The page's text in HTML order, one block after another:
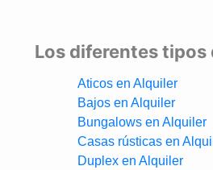
Los diferentes tipos
Aticos en Alquiler
Bajos en Alquiler
Bungalows en Alquiler
Casas rústicas en
Duplex en Alquiler